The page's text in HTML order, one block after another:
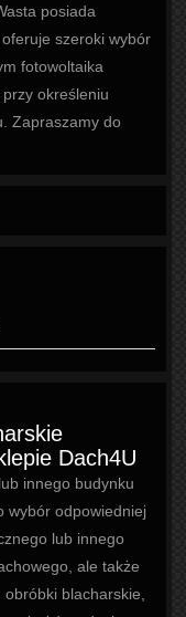
posiada
szeroki wybór
fotowoltaika
określeniu
Zapraszamy do
Dach4U
innego budynku
wybór odpowiedniej
lub innego
ale także
blacharskie,